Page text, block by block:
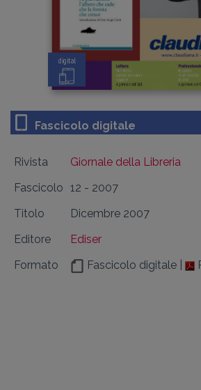
digital
Fascicolo digitale
Rivista
Giornale della Libreria
Fascicolo 12 - 2007
Titolo
Dicembre 2007
Editore
Ediser
Formato
Fascicolo digitale |